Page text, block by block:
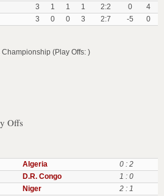
3 1 1 1 2:2 0
4
3 0 0 3 2:7 -5 0
(Play Offs: )
Offs
Algeria
0 : 2
D.R. Congo
1 : 0
Niger
2 : 1